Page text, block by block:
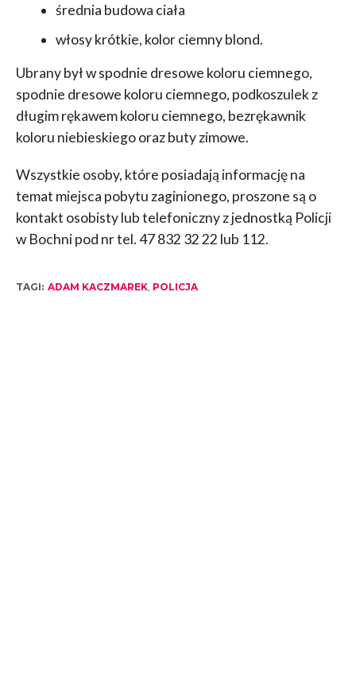
średnia budowa ciała
włosy krótkie, kolor ciemny blond.
Ubrany był w spodnie dresowe koloru ciemnego,
spodnie dresowe koloru ciemnego, podkoszulek z
długim rękawem koloru ciemnego, bezrękawnik
koloru niebieskiego oraz buty zimowe.
Wszystkie osoby, które posiadają informację na
temat miejsca pobytu zaginionego, proszone są o
kontakt osobisty lub telefoniczny z jednostką Policji
w Bochni pod nr tel. 47 832 32 22 lub 112.
TAGI: ADAM KACZMAREK, POLICJA